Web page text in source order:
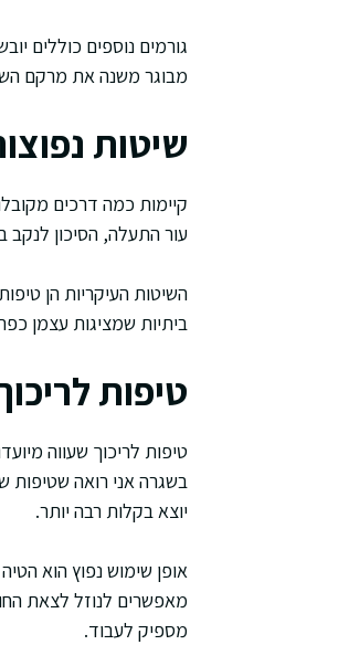
גורמים נוספים כוללים
מבוגר משנה את מרקם
שיטות
קיימות כמה דרכים
עור התעלה, הסיכון לנקב
השיטות העיקריות הן
ביתיות שמציגות עצמן
טיפות
טיפות לריכוך שעווה
בשגרה אני רואה שטיפות
יוצא בקלות רבה יותר.
אופן שימוש נפוץ הוא
מאפשרים לנוזל לצאת
מספיק לעבוד.